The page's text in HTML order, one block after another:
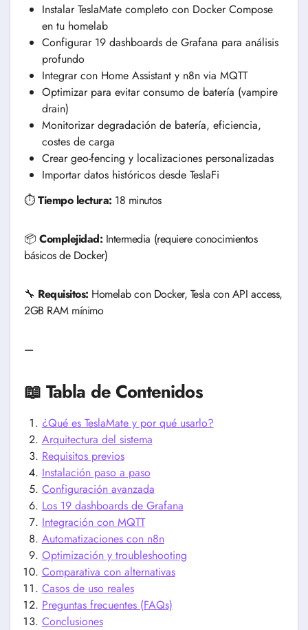
Instalar TeslaMate completo con Docker Compose
en tu homelab
Configurar 19 dashboards de Grafana para análisis
profundo
Integrar con Home Assistant y n8n via MQTT
Optimizar para evitar consumo de batería (vampire
drain)
Monitorizar degradación de batería, eficiencia,
costes de carga
Crear geo-fencing y localizaciones personalizadas
Importar datos históricos desde TeslaFi
⏱️Tiempo lectura: 18 minutos
📦Complejidad: Intermedia (requiere conocimientos
básicos de Docker)
🔧 Requisitos: Homelab con Docker, Tesla con API access,
2GB RAM mínimo
—
📖 Tabla de Contenidos
¿Qué es TeslaMate y por qué usarlo?
Arquitectura del sistema
Requisitos previos
Instalación paso a paso
Configuración avanzada
Los 19 dashboards de Grafana
Integración con MQTT
Automatizaciones con n8n
Optimización y troubleshooting
Comparativa con alternativas
Casos de uso reales
Preguntas frecuentes (FAQs)
Conclusiones